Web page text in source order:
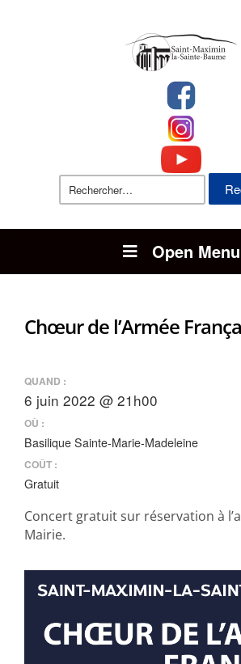
Rechercher :
Open Menu
Chœur de l’Armée
QUAND :
6 juin 2022 @ 21h00
OÙ :
Basilique Sainte-Marie-Madeleine
COÛT :
Gratuit
Concert gratuit sur réservation à
Mairie.